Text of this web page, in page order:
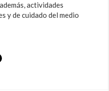
actividades
y de cuidado del medio